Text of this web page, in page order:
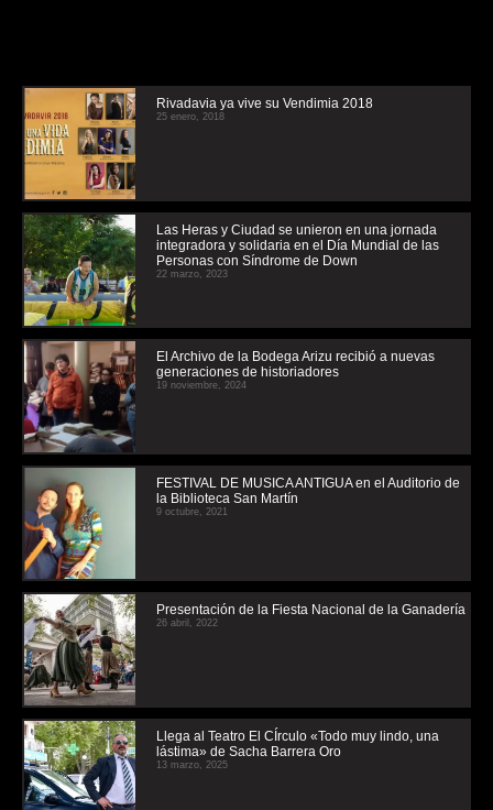
Rivadavia ya vive su Vendimia 2018
25 enero, 2018
Las Heras y Ciudad se unieron en una jornada
integradora y solidaria en el Día Mundial de las
Personas con Síndrome de Down
22 marzo, 2023
El Archivo de la Bodega Arizu recibió a nuevas
generaciones de historiadores
19 noviembre, 2024
FESTIVAL DE MUSICA ANTIGUA en el Auditorio de
la Biblioteca San Martín
9 octubre, 2021
Presentación de la Fiesta Nacional de la Ganadería
26 abril, 2022
Llega al Teatro El CÍrculo «Todo muy lindo, una
lástima» de Sacha Barrera Oro
13 marzo, 2025